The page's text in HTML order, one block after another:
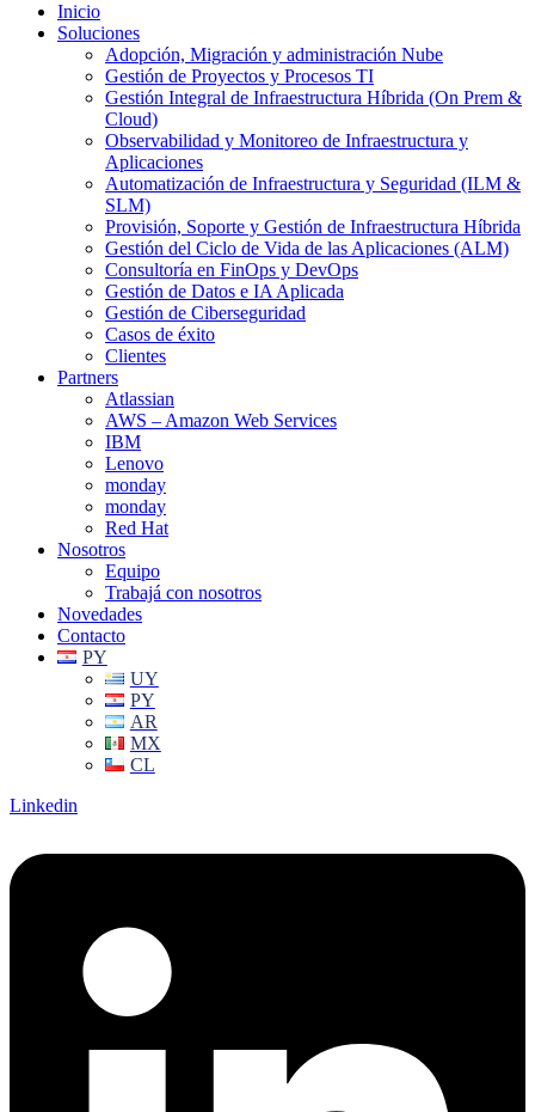
Inicio
Soluciones
Adopción, Migración y administración Nube
Gestión de Proyectos y Procesos TI
Gestión Integral de Infraestructura Híbrida (On Prem &
Cloud)
Observabilidad y Monitoreo de Infraestructura y
Aplicaciones
Automatización de Infraestructura y Seguridad (ILM &
SLM)
Provisión, Soporte y Gestión de Infraestructura Híbrida
Gestión del Ciclo de Vida de las Aplicaciones (ALM)
Consultoría en FinOps y DevOps
Gestión de Datos e IA Aplicada
Gestión de Ciberseguridad
Casos de éxito
Clientes
Partners
Atlassian
AWS – Amazon Web Services
IBM
Lenovo
monday
monday
Red Hat
Nosotros
Equipo
Trabajá con nosotros
Novedades
Contacto
PY
UY
PY
AR
MX
CL
Linkedin